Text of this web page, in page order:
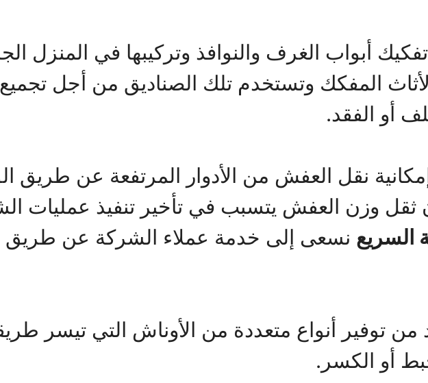
أبواب الغرف والنوافذ وتركيبها في المنزل
المفكك وتستخدم تلك الصناديق من أجل
أو الفقد.
نقل العفش من الأدوار المرتفعة عن طريق
ثقل وزن العفش يتسبب في تأخير تنفيذ
السريع نسعى إلى خدمة عملاء الشركة عن طريق
من توفير أنواع متعددة من الأوناش التي تيسر
أو الكسر.